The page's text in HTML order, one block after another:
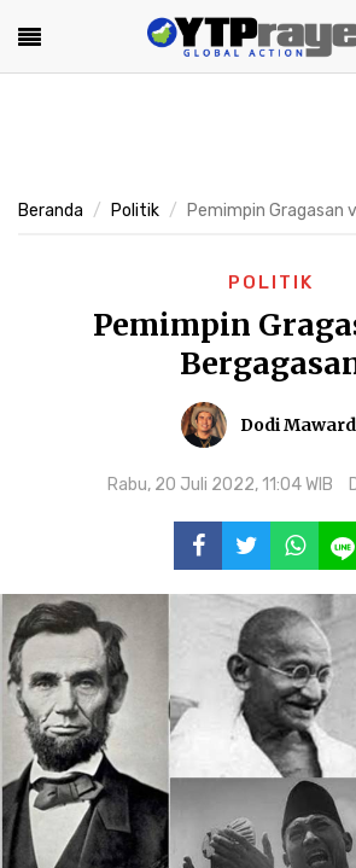
Beranda Politik Pemimpin Gragasan
POLITIK
Pemimpin
Dodi
Rabu, 20 Juli 2022, 11:04 WIB